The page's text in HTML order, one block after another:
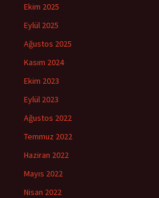
Ekim 2025
Eylül 2025
Ağustos 2025
Kasım 2024
Ekim 2023
Eylül 2023
Ağustos 2022
Temmuz 2022
Haziran 2022
Mayıs 2022
Nisan 2022